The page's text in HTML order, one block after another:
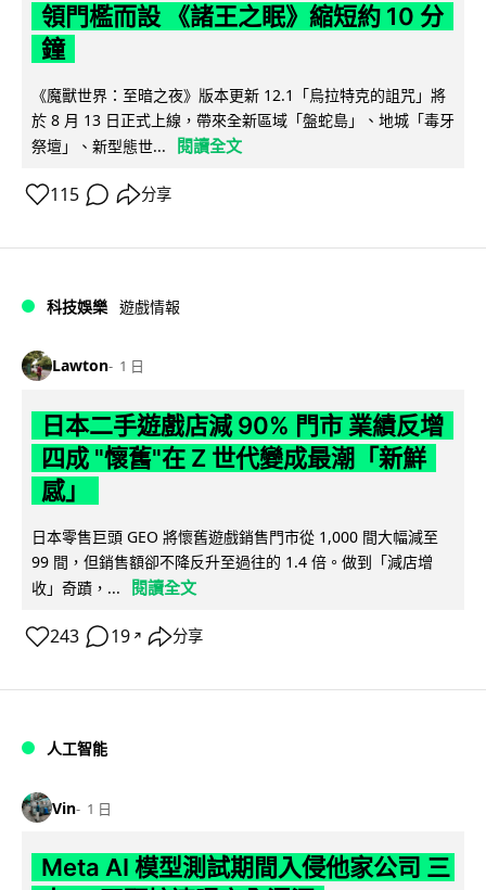
領門檻而設 《諸王之眠》縮短約 10 分
鐘
《魔獸世界：至暗之夜》版本更新 12.1「烏拉特克的詛咒」將
於 8 月 13 日正式上線，帶來全新區域「盤蛇島」、地城「毒牙
祭壇」、新型態世...
閱讀全文
115 分享
科技娛樂 遊戲情報
Lawton 1 日
日本二手遊戲店減 90% 門市 業績反增
四成 "懷舊"在 Z 世代變成最潮「新鮮
感」
日本零售巨頭 GEO 將懷舊遊戲銷售門市從 1,000 間大幅減至
99 間，但銷售額卻不降反升至過往的 1.4 倍。做到「減店增
收」奇蹟，...
閱讀全文
243 19 ↗ 分享
人工智能
Vin 1 日
Meta AI 模型測試期間入侵他家公司 三